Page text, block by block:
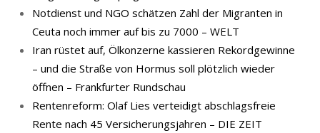
Notdienst und NGO schätzen Zahl der Migranten in
Ceuta noch immer auf bis zu 7000 – WELT
Iran rüstet auf, Ölkonzerne kassieren Rekordgewinne
– und die Straße von Hormus soll plötzlich wieder
öffnen – Frankfurter Rundschau
Rentenreform: Olaf Lies verteidigt abschlagsfreie
Rente nach 45 Versicherungsjahren – DIE ZEIT